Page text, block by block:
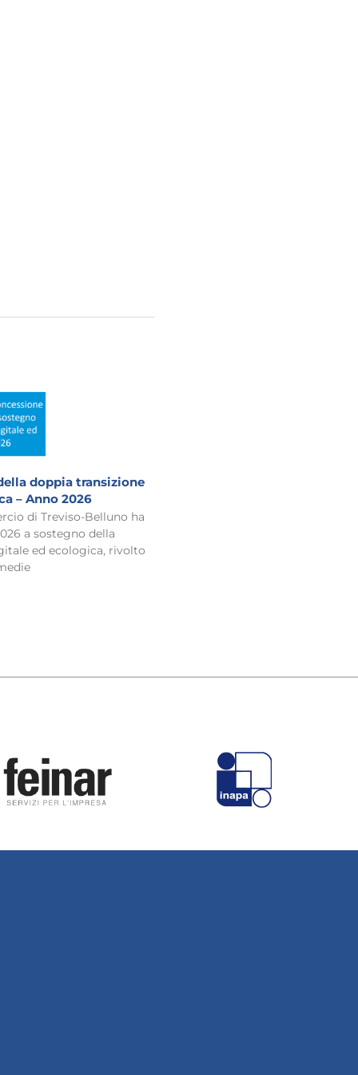
doppia transizione
– Anno 2026
di Treviso-Belluno ha
a sostegno della
ed ecologica, rivolto